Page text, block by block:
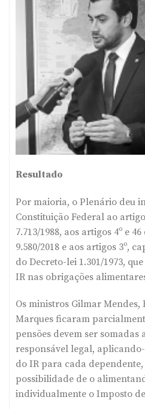
Resultado
Por maioria, o Plenário deu
Constituição Federal ao
7.713/1988, aos artigos 4º e
9.580/2018 e aos artigos 3º,
do Decreto-lei 1.301/1973,
IR nas obrigações
Os ministros Gilmar Mendes,
Marques ficaram
pensões devem ser somadas
responsável legal,
do IR para cada
possibilidade de o
individualmente o Imposto